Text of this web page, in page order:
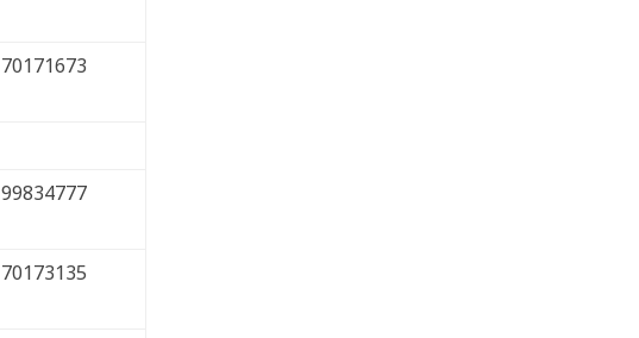
70171673
99834777
70173135